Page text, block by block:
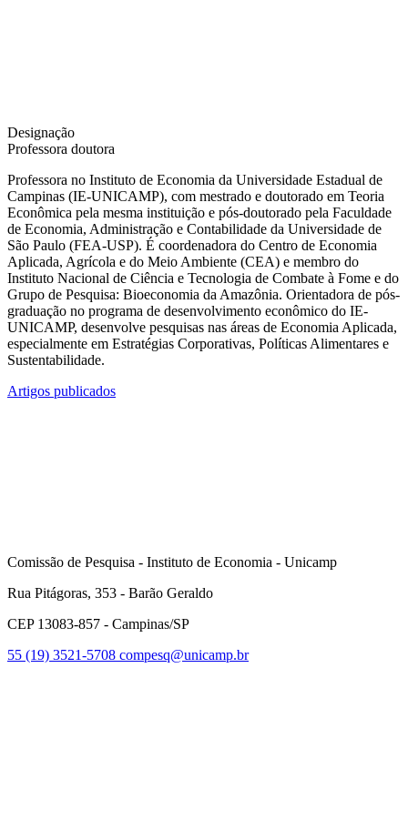
Designação
Professora doutora
Professora no Instituto de Economia da Universidade Estadual de
Campinas (IE-UNICAMP), com mestrado e doutorado em Teoria
Econômica pela mesma instituição e pós-doutorado pela Faculdade
de Economia, Administração e Contabilidade da Universidade de
São Paulo (FEA-USP). É coordenadora do Centro de Economia
Aplicada, Agrícola e do Meio Ambiente (CEA) e membro do
Instituto Nacional de Ciência e Tecnologia de Combate à Fome e do
Grupo de Pesquisa: Bioeconomia da Amazônia. Orientadora de pós-
graduação no programa de desenvolvimento econômico do IE-
UNICAMP, desenvolve pesquisas nas áreas de Economia Aplicada,
especialmente em Estratégias Corporativas, Políticas Alimentares e
Sustentabilidade.
Artigos publicados
Comissão de Pesquisa - Instituto de Economia - Unicamp
Rua Pitágoras, 353 - Barão Geraldo
CEP 13083-857 - Campinas/SP
55 (19) 3521-5708 compesq@unicamp.br